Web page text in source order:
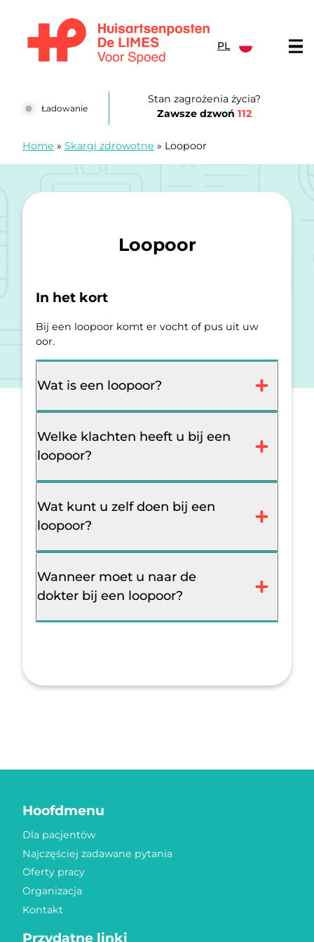
PL
Ładowanie
Stan zagrożenia życia?
Zawsze dzwoń 112
Home » Skargi zdrowotne » Loopoor
Loopoor
In het kort
Bij een loopoor komt er vocht of pus uit uw
oor.
Wat is een loopoor?
Welke klachten heeft u bij een
loopoor?
Wat kunt u zelf doen bij een
loopoor?
Wanneer moet u naar de
dokter bij een loopoor?
Hoofdmenu
Dla pacjentów
Najczęściej zadawane pytania
Oferty pracy
Organizacja
Kontakt
Przydatne linki